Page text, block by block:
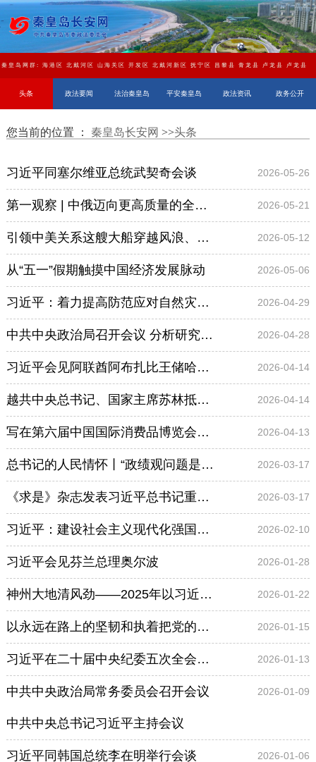
秦皇岛网群: 海港区 北戴河区 山海关区 开发区 北戴河新区 抚宁区 昌黎县 青龙县 卢龙县 卢龙县
头条 政法要闻 法治秦皇岛 平安秦皇岛 政法资讯 政务公开
您当前的位置 ： 秦皇岛长安网 >>头条
习近平同塞尔维亚总统武契奇会谈 2026-05-26
第一观察 | 中俄迈向更高质量的全面战略协作 2026-05-21
引领中美关系这艘大船穿越风浪、平稳前行 2026-05-12
从“五一”假期触摸中国经济发展脉动 2026-05-06
习近平：着力提高防范应对自然灾害能力 切实维护人民群众生命财产安全 2026-04-29
中共中央政治局召开会议 分析研究当前经济形势和经济工作 中共中央总书记习近平主持会议 2026-04-28
习近平会见阿联酋阿布扎比王储哈立德 2026-04-14
越共中央总书记、国家主席苏林抵达北京开始访华 2026-04-14
写在第六届中国国际消费品博览会举办之际 2026-04-13
总书记的人民情怀丨“政绩观问题是一个根本性问题” 2026-03-17
《求是》杂志发表习近平总书记重要文章《推动海洋经济高质量发展》 2026-03-17
习近平：建设社会主义现代化强国，关键在科技自立自强 2026-02-10
习近平会见芬兰总理奥尔波 2026-01-28
神州大地清风劲——2025年以习近平同志为核心的党中央贯彻执行中央八项规定、推进作风建设综述 2026-01-22
以永远在路上的坚韧和执着把党的自我革命进行到底——习近平总书记在二十届中央纪委五次全会上的重要讲话为推进全面从严治党指引方向 2026-01-15
习近平在二十届中央纪委五次全会上发表重要讲话 2026-01-13
中共中央政治局常务委员会召开会议
中共中央总书记习近平主持会议
2026-01-09
习近平同韩国总统李在明举行会谈 2026-01-06